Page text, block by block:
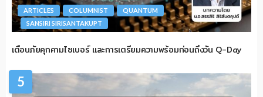
ARTICLES COLUMNIST
QUANTUM
SANSIRI SIRISANTAKUPT
เตือนภัยคุกคามไซเบอร์ และการเตรียมความพร้อมก่อนถึงวัน Q-Day
5